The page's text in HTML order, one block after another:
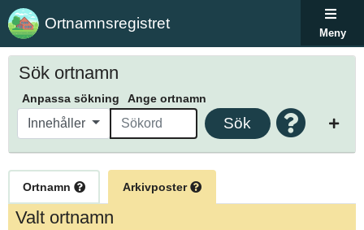
Ortnamnsregistret
Meny
Sök ortnamn
Anpassa sökning Ange ortnamn
Innehåller Sök
Ortnamn Arkivposter
Valt ortnamn